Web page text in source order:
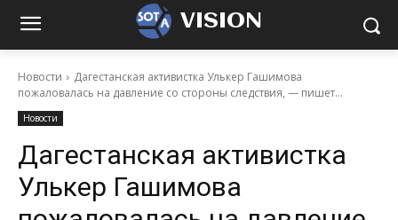
VISION
Новости
Дагестанская активистка Улькер Гашимова
пожаловалась на давление со стороны следствия, — пишет...
Новости
Дагестанская активистка
Улькер Гашимова